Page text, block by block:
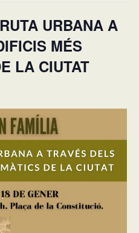
URBANA A
MÉS
LA CIUTAT